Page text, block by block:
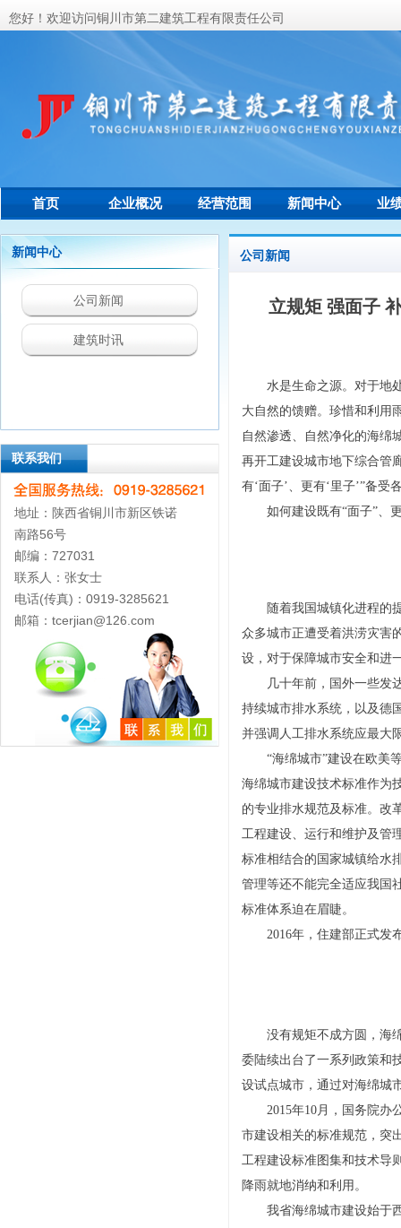
首页 企业概况 经营范围 新闻中心 业
您好！欢迎访问铜川市第二建筑工程有限责任公司
立规矩 强面子
水是生命之源。对于地
大自然的馈赠。珍惜和利用
自然渗透、自然净化的海绵
再开工建设城市地下综合管
有‘面子’、更有‘里子’”备受
如何建设既有“面子”、
随着我国城镇化进程的提
众多城市正遭受着洪涝灾害
设，对于保障城市安全和进
几十年前，国外一些发达
持续城市排水系统，以及德
并强调人工排水系统应最大
“海绵城市”建设在欧美等
海绵城市建设技术标准作为
的专业排水规范及标准。改
工程建设、运行和维护及管
标准相结合的国家城镇给水
管理等还不能完全适应我国
标准体系迫在眉睫。
2016年，住建部正式发布
没有规矩不成方圆，海绵
委陆续出台了一系列政策和
设试点城市，通过对海绵城
2015年10月，国务院办公
市建设相关的标准规范，突
工程建设标准图集和技术导
降雨就地消纳和利用。
我省海绵城市建设始于西
联系我们
公司新闻
新闻中心
公司新闻
建筑时讯
联系我们
地址：陕西省铜川市新区铁诺
南路56号
邮编：727031
联系人：张女士
电话(传真)：0919-3285621
邮箱：tcerjian@126.com